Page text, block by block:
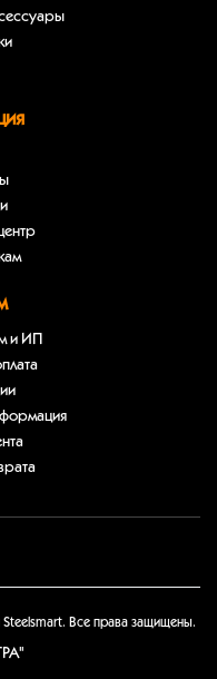
и ИП
Все права защищены.